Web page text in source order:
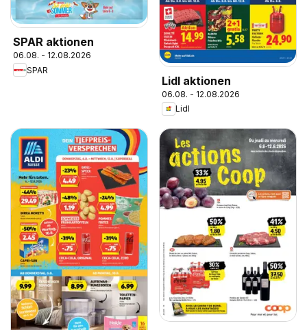
SPAR aktionen
06.08. - 12.08.2026
SPAR
Lidl aktionen
06.08. - 12.08.2026
Lidl